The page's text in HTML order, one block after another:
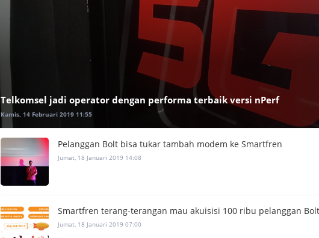
Telkomsel jadi operator dengan performa terbaik versi nPerf
Kamis, 14 Februari 2019 11:55
Pelanggan Bolt bisa tukar tambah modem ke Smartfren
Jumat, 18 Januari 2019 14:08
Smartfren terang-terangan mau akuisisi 100 ribu pelanggan Bolt
Jumat, 18 Januari 2019 07:00